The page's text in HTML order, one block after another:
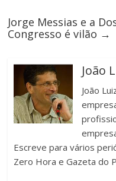
Jorge Messias e a
Congresso é vilão →
João
João
Escreve para vários
Zero Hora e Gazeta do